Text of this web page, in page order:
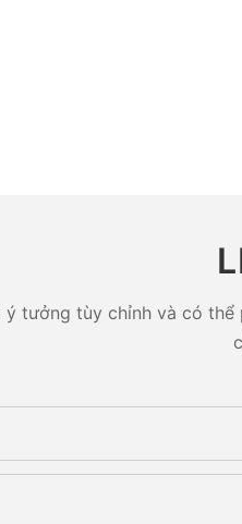
ý tưởng tùy chỉnh và có